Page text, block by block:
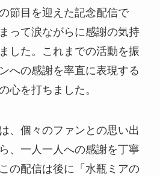
節目を迎えた記念配信で
って涙ながらに感謝の気持
した。これまでの活動を振
への感謝を率直に表現する
心を打ちました。
、個々のファンとの思い出
、一人一人への感謝を丁寧
の配信は後に「水瓶ミアの